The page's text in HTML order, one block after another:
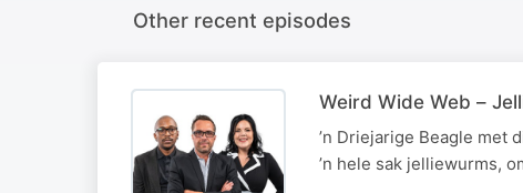
Other recent episodes
Weird Wide Web –
’n Driejarige Beagle met
’n hele sak jelliewurms,